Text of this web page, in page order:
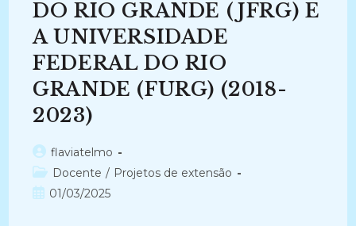
DO RIO GRANDE (JFRG) E
A UNIVERSIDADE
FEDERAL DO RIO
GRANDE (FURG) (2018-
2023)
Autor
do
post:
flaviatelmo
Categoria
do
Docente / Projetos de extensão
Post01/03/2025